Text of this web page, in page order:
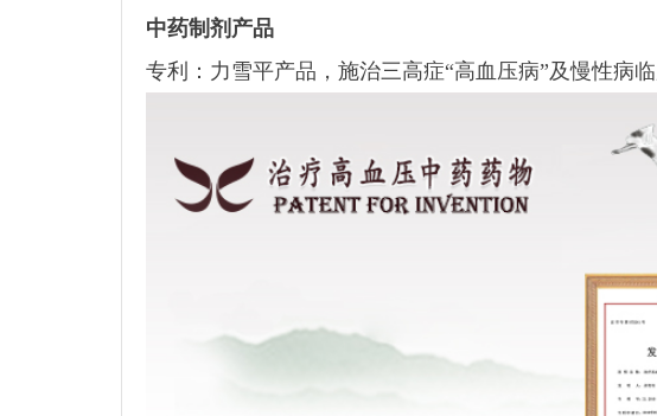
中药制剂产品
专利：力雪平产品，施治三高症“高血压病”及慢性病